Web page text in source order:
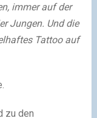
immer auf der
Jungen. Und die
Tattoo auf
zu den